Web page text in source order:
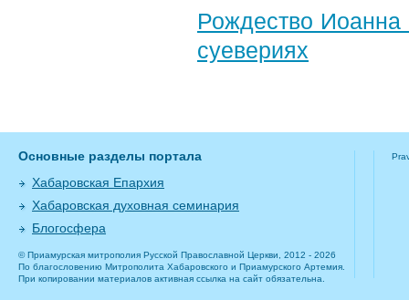
Рождество Иоанна
суевериях
Основные разделы портала
Хабаровская Епархия
Хабаровская духовная семинария
Блогосфера
© Приамурская митрополия Русской Православной Церкви, 2012 - 2026
По благословению Митрополита Хабаровского и Приамурского Артемия.
При копировании материалов активная ссылка на сайт обязательна.